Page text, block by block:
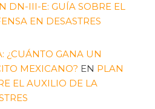
DN-III-E: GUÍA SOBRE EL
EN DESASTRES
¿CUÁNTO GANA UN
MEXICANO? EN PLAN
EL AUXILIO DE LA